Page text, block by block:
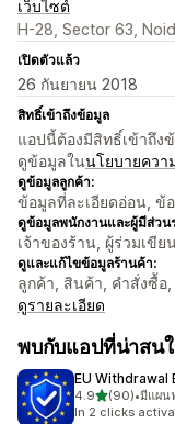
เว็บไซต์
H-28, Sector 63,
เปิดตัวแล้ว
26 กันยายน 2018
สิทธิ์เข้าถึงข้อมูล
แอปนี้ต้องมีสิทธิ์เข้าถึง
ดูข้อมูลในนโยบายควา
ดูข้อมูลลูกค้า:
ข้อมูลที่ละเอียดอ่อน, ข้
ดูข้อมูลพนักงานและผู้มีส่วน
เจ้าของร้าน, ผู้ร่วมเขีย
ดูและแก้ไขข้อมูลร้านค้า:
ลูกค้า, สินค้า, คำสั่งซื้อ
ดูรายละเอียด
พบกับแอปที่น่าสน
EU Withdrawal
4.9เต็ม 5 ดาว
(90)
ทั้งหมด 90 รีวิว
•มีแผน
In 2 clicks